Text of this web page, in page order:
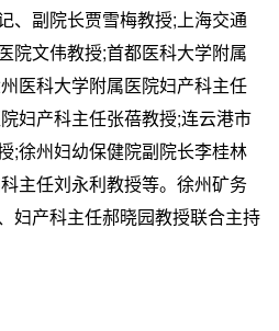
、副院长贾雪梅教授;上海交通
院文伟教授;首都医科大学附属
医科大学附属医院妇产科主任
妇产科主任张蓓教授;连云港市
;徐州妇幼保健院副院长李桂林
主任刘永利教授等。徐州矿务
妇产科主任郝晓园教授联合主持